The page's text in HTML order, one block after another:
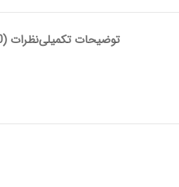
توضیحات تکمیلینظرات (0)